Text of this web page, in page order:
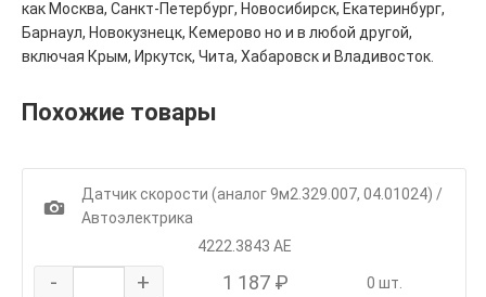
как Москва, Санкт-Петербург, Новосибирск, Екатеринбург,
Барнаул, Новокузнецк, Кемерово но и в любой другой,
включая Крым, Иркутск, Чита, Хабаровск и Владивосток.
Похожие товары
1
Датчик скорости (аналог 9м2.329.007, 04.01024) /
Автоэлектрика
4222.3843 АЕ
- + 1 187 ₽ 0 шт.